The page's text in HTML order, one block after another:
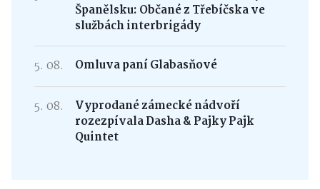
Španělsku: Občané z Třebíčska ve
službách interbrigády
5. 08. Omluva paní Glabasňové
5. 08.
Vyprodané zámecké nádvoří
rozezpívala Dasha & Pajky Pajk
Quintet